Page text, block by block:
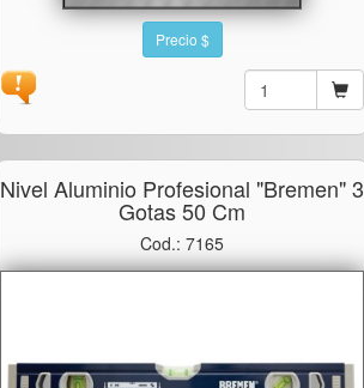
Precio $
Nivel Aluminio Profesional "bremen" 3
Gotas 50 Cm
Cod.: 7165